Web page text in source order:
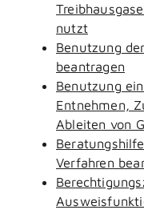
nutzt
Benutzung
beantragen
Benutzung
Entnehmen,
Ableiten von
Verfahren